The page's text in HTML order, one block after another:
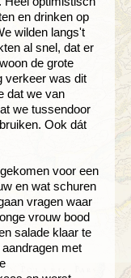
en drinken op
wilden langs't
al snel, dat er
de grote
verkeer was dit
dat we van
we tussendoor
Ook dát
voor een
en wat schuren
vragen waar
vrouw bood
salade klaar te
met